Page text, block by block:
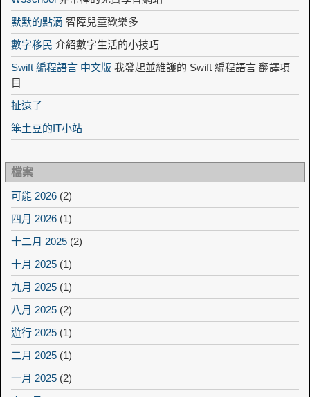
默默的點滴 智障兒童歡樂多
數字移民 介紹數字生活的小技巧
Swift 編程語言 中文版 我發起並維護的 Swift 編程語言 翻譯項
目
扯遠了
笨土豆的IT小站
檔案
可能 2026 (2)
四月 2026 (1)
十二月 2025 (2)
十月 2025 (1)
九月 2025 (1)
八月 2025 (2)
遊行 2025 (1)
二月 2025 (1)
一月 2025 (2)